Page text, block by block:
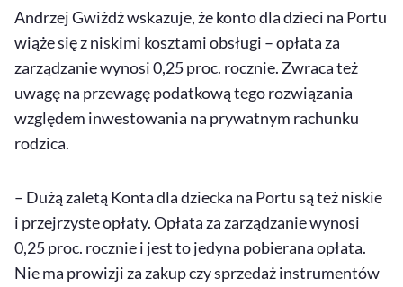
Andrzej Gwiżdż wskazuje, że konto dla dzieci na Portu
wiąże się z niskimi kosztami obsługi – opłata za
zarządzanie wynosi 0,25 proc. rocznie. Zwraca też
uwagę na przewagę podatkową tego rozwiązania
względem inwestowania na prywatnym rachunku
rodzica.
– Dużą zaletą Konta dla dziecka na Portu są też niskie
i przejrzyste opłaty. Opłata za zarządzanie wynosi
0,25 proc. rocznie i jest to jedyna pobierana opłata.
Nie ma prowizji za zakup czy sprzedaż instrumentów